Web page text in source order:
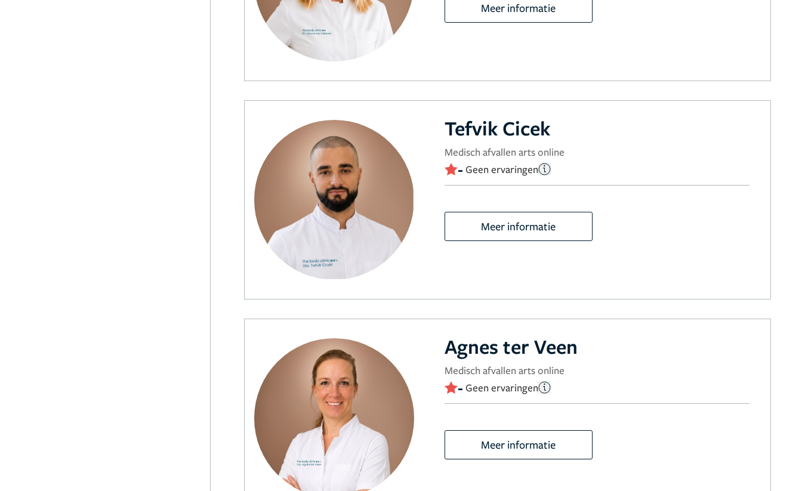
Meer informatie
Tefvik Cicek
Medisch afvallen arts online
- Geen ervaringen
Meer informatie
Agnes ter Veen
Medisch afvallen arts online
- Geen ervaringen
Meer informatie